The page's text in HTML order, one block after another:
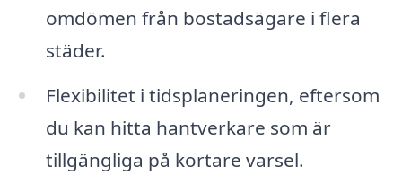
omdömen från bostadsägare i flera
städer.
Flexibilitet i tidsplaneringen, eftersom
du kan hitta hantverkare som är
tillgängliga på kortare varsel.